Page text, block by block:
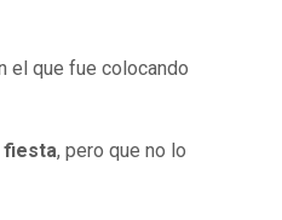
el que fue colocando
fiesta, pero que no lo